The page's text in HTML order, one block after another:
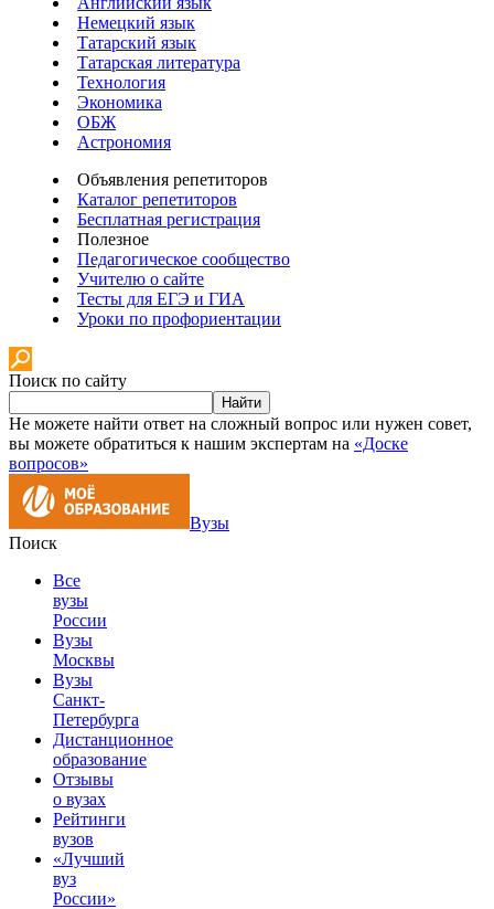
Немецкий язык
Татарский язык
Татарская литература
Технология
Экономика
ОБЖ
Астрономия
Объявления репетиторов
Каталог репетиторов
Бесплатная регистрация
Полезное
Педагогическое сообщество
Учителю о сайте
Тесты для ЕГЭ и ГИА
Уроки по профориентации
Поиск по сайту
Найти
Не можете найти ответ на сложный вопрос или нужен совет,
вы можете обратиться к нашим экспертам на «Доске
вопросов»
Вузы
Поиск
Все
вузы
России
Вузы
Москвы
Вузы
Санкт-
Петербурга
Дистанционное
образование
Отзывы
о вузах
Рейтинги
вузов
«Лучший
вуз
России»